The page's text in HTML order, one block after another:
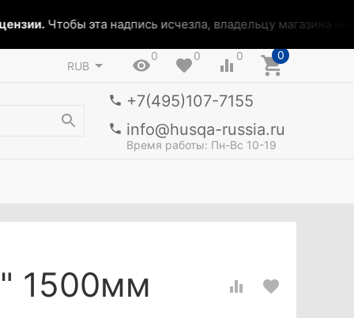
Чтобы эта надпись исчезла, владельцу магазина
RUB
0 0 0 0
+7(495)107-7155
info@husqa-russia.ru
Время работы: Пн-Вс 10-19
1500мм